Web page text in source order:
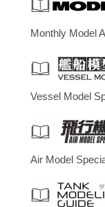
Monthly Model
Vessel Model
Air Model